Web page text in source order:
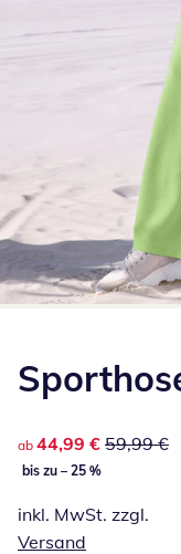
reduzierter Preis
ab 44,99 € 59,99 €
bis zu – 25 %
inkl. MwSt. zzgl.
Versand